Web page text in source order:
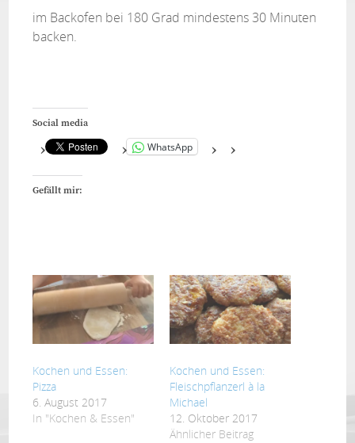
im Backofen bei 180 Grad mindestens 30 Minuten
backen.
Social media
WhatsApp
Gefällt mir:
Kochen und Essen:
Pizza
6. August 2017
In "Kochen & Essen"
Kochen und Essen:
Fleischpflanzerl à la
Michael
12. Oktober 2017
Ähnlicher Beitrag